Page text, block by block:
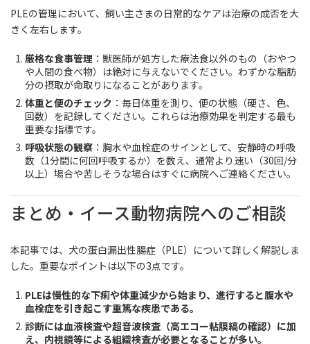
PLEの管理において、飼い主さまの日常的なケアは治療の成否を大
きく左右します。
厳格な食事管理 ：獣医師が処方した療法食以外のもの（おやつ
や人間の食べ物）は絶対に与えないでください。わずかな脂肪
分の摂取が命取りになることがあります。
体重と便のチェック ：毎日体重を測り、便の状態（硬さ、色、
回数）を記録してください。これらは治療効果を判定する最も
重要な指標です。
呼吸状態の観察 ：胸水や血栓症のサインとして、安静時の呼吸
数（1分間に何回呼吸するか）を数え、通常より速い（30回/分
以上）場合や苦しそうな場合はすぐに病院へご連絡ください。
まとめ・イース動物病院へのご相談
本記事では、犬の蛋白漏出性腸症（PLE）について詳しく解説しま
した。重要なポイントは以下の3点です。
PLEは慢性的な下痢や体重減少から始まり、進行すると腹水や
血栓症を引き起こす重篤な疾患である。
診断には血液検査や超音波検査（高エコー粘膜縞の確認）に加
え、内視鏡等による組織検査が必要となることが多い。